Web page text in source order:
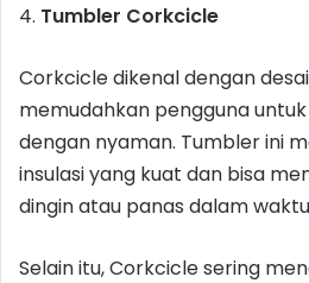
4. Tumbler Corkcicle
Corkcicle dikenal dengan
memudahkan pengguna
dengan nyaman. Tumbler ini
insulasi yang kuat dan bisa
dingin atau panas dalam
Selain itu, Corkcicle sering